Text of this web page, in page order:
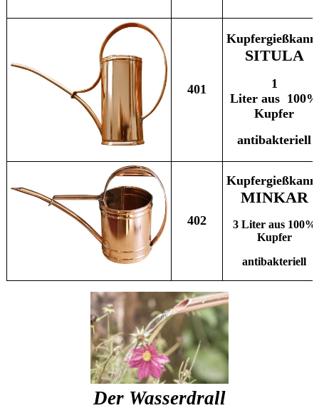
401
SITULA
1
Liter aus 100%
Kupfer
antibakteriell
402
MINKAR
3 Liter aus 100%
Kupfer
antibakteriell
Der Wasserdrall